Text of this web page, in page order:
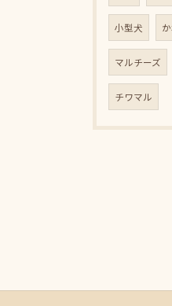
小型犬
マルチーズ
チワマル